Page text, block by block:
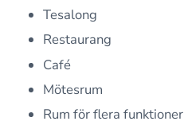
Tesalong
Restaurang
Café
Mötesrum
Rum för flera funktioner